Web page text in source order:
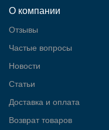
О компании
Отзывы
Частые вопросы
Новости
Статьи
Доставка и оплата
Возврат товаров